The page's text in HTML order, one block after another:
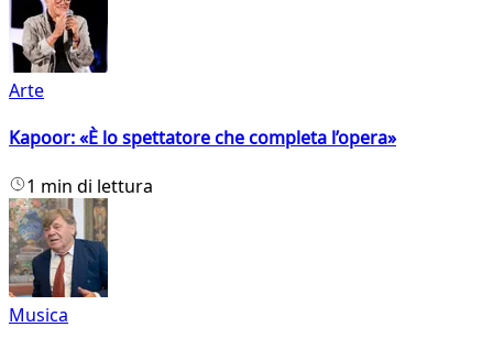
Arte
Kapoor: «È lo spettatore che completa l’opera»
1 min di lettura
Musica